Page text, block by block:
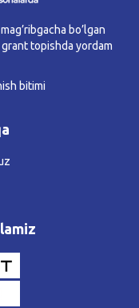
bo’lgan
topishda yordam
bitimi